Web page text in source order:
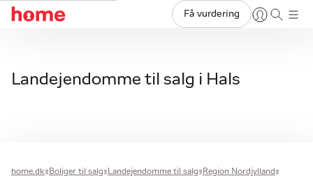
Få vurdering
Landejendomme til salg i Hals
home.dk Boliger til salg Landejendomme til salg
Region Nordjylland